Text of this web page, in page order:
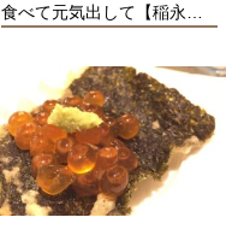
食べて元気出して【稲永…